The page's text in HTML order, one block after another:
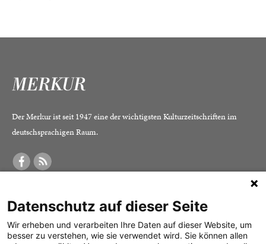
Der Merkur ist seit 1947 eine der wichtigsten Kulturzeitschriften im
deutschsprachigen Raum.
Was ist der Merkur?
Herausgeber /
Redaktion
Alle Abos im Überblick
Print-Abo
Impressum
Datenschutz
Datenschutz auf dieser Seite
Wir erheben und verarbeiten Ihre Daten auf dieser Website, um
besser zu verstehen, wie sie verwendet wird. Sie können allen